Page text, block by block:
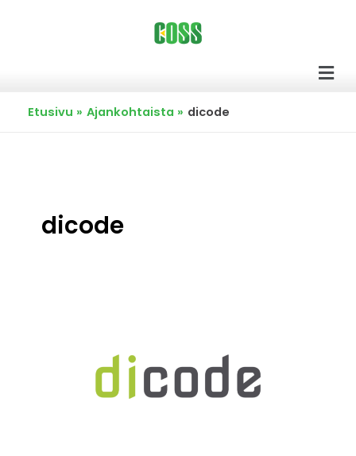
Etusivu Ajankohtaista dicode
dicode